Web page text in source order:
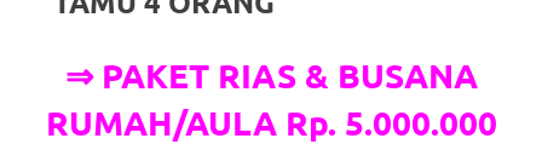
good
⇒ PAKET RIAS & BUSANA
RUMAH/AULA Rp. 5.000.000